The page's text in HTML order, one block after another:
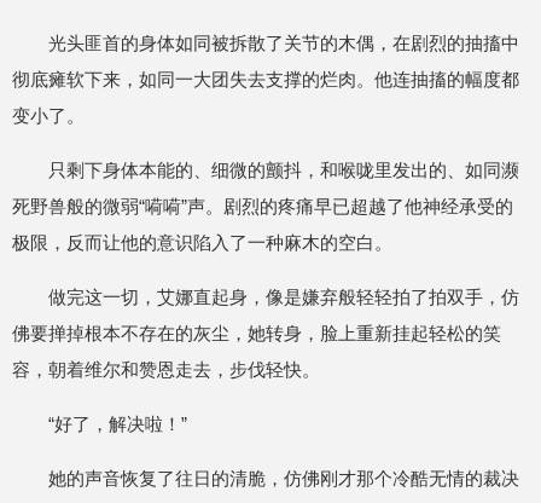
光头匪首的身体如同被拆散了关节的木偶，在剧烈的抽搐中
彻底瘫软下来，如同一大团失去支撑的烂肉。他连抽搐的幅度都
变小了。
只剩下身体本能的、细微的颤抖，和喉咙里发出的、如同濒
死野兽般的微弱“嗬嗬”声。剧烈的疼痛早已超越了他神经承受的
极限，反而让他的意识陷入了一种麻木的空白。
做完这一切，艾娜直起身，像是嫌弃般轻轻拍了拍双手，仿
佛要掸掉根本不存在的灰尘，她转身，脸上重新挂起轻松的笑
容，朝着维尔和赞恩走去，步伐轻快。
“好了，解决啦！”
她的声音恢复了往日的清脆，仿佛刚才那个冷酷无情的裁决